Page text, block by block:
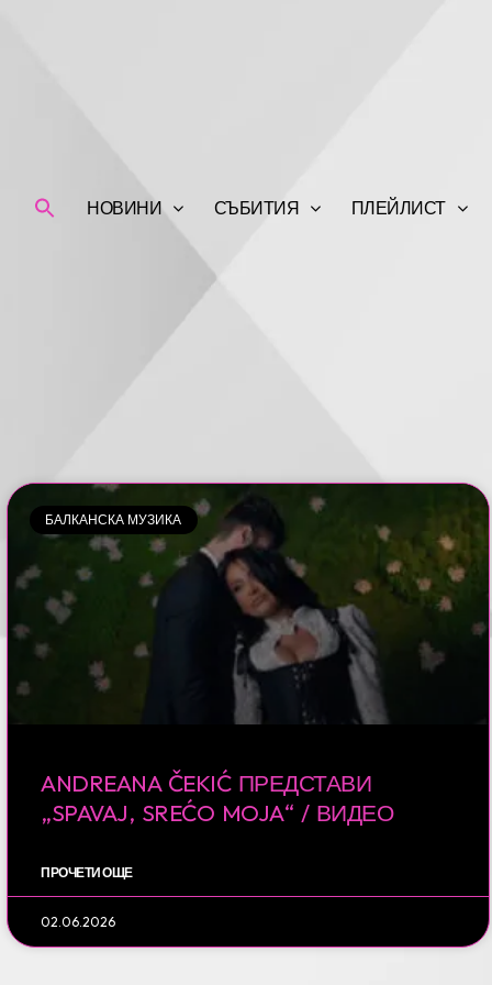
НОВИНИ СЪБИТИЯ ПЛЕЙЛИСТ
БАЛКАНСКА МУЗИКА
ANDREANA ČEKIĆ ПРЕДСТАВИ
„SPAVAJ, SREĆO MOJA“ / ВИДЕО
ПРОЧЕТИ ОЩЕ
02.06.2026